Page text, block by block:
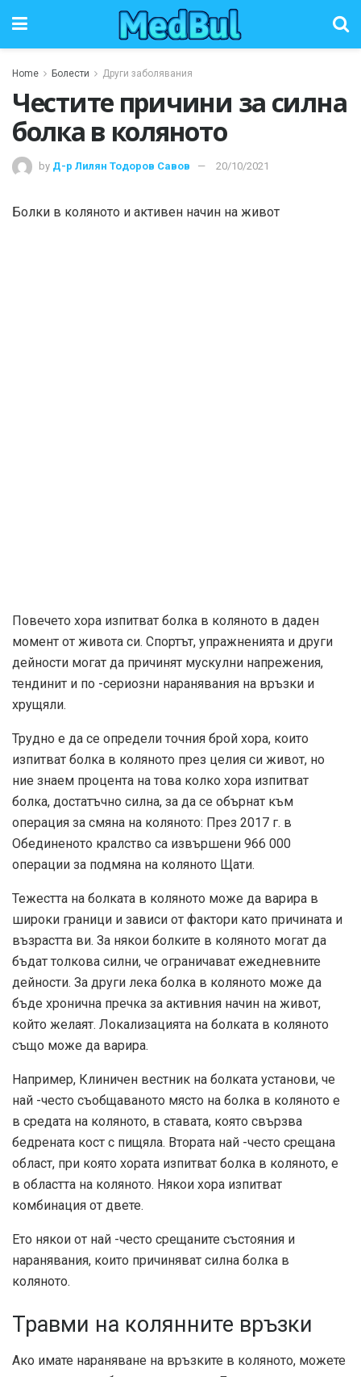
Home Болести Други заболявания
Честите причини за силна
болка в коляното
by Д-р Лилян Тодоров Савов 20/10/2021
Болки в коляното и активен начин на живот
Повечето хора изпитват болка в коляното в даден
момент от живота си. Спортът, упражненията и други
дейности могат да причинят мускулни напрежения,
тендинит и по -сериозни наранявания на връзки и
хрущяли.
Трудно е да се определи точния брой хора, които
изпитват болка в коляното през целия си живот, но
ние знаем процента на това колко хора изпитват
болка, достатъчно силна, за да се обърнат към
операция за смяна на коляното: През 2017 г. в
Обединеното кралство са извършени 966 000
операции за подмяна на коляното Щати.
Тежестта на болката в коляното може да варира в
широки граници и зависи от фактори като причината и
възрастта ви. За някои болките в коляното могат да
бъдат толкова силни, че ограничават ежедневните
дейности. За други лека болка в коляното може да
бъде хронична пречка за активния начин на живот,
който желаят. Локализацията на болката в коляното
също може да варира.
Например, Клиничен вестник на болката установи, че
най -често съобщаваното място на болка в коляното е
в средата на коляното, в ставата, която свързва
бедрената кост с пищяла. Втората най -често срещана
област, при която хората изпитват болка в коляното, е
в областта на коляното. Някои хора изпитват
комбинация от двете.
Ето някои от най -често срещаните състояния и
наранявания, които причиняват силна болка в
коляното.
Травми на колянните връзки
Ако имате нараняване на връзките в коляното, можете